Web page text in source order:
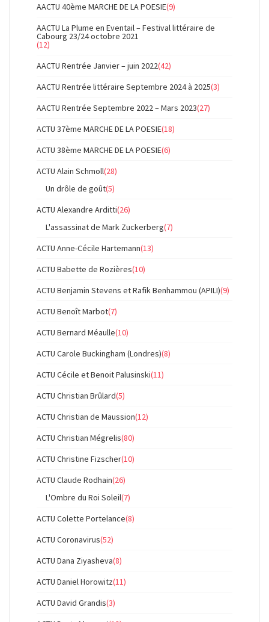
AACTU 40ème MARCHE DE LA POESIE(9)
AACTU La Plume en Eventail – Festival littéraire de
Cabourg 23/24 octobre 2021
(12)
AACTU Rentrée Janvier – juin 2022(42)
AACTU Rentrée littéraire Septembre 2024 à 2025(3)
AACTU Rentrée Septembre 2022 – Mars 2023(27)
ACTU 37ème MARCHE DE LA POESIE(18)
ACTU 38ème MARCHE DE LA POESIE(6)
ACTU Alain Schmoll(28)
Un drôle de goût(5)
ACTU Alexandre Arditti(26)
L'assassinat de Mark Zuckerberg(7)
ACTU Anne-Cécile Hartemann(13)
ACTU Babette de Rozières(10)
ACTU Benjamin Stevens et Rafik Benhammou (APILI)(9)
ACTU Benoît Marbot(7)
ACTU Bernard Méaulle(10)
ACTU Carole Buckingham (Londres)(8)
ACTU Cécile et Benoit Palusinski(11)
ACTU Christian Brûlard(5)
ACTU Christian de Maussion(12)
ACTU Christian Mégrelis(80)
ACTU Christine Fizscher(10)
ACTU Claude Rodhain(26)
L'Ombre du Roi Soleil(7)
ACTU Colette Portelance(8)
ACTU Coronavirus(52)
ACTU Dana Ziyasheva(8)
ACTU Daniel Horowitz(11)
ACTU David Grandis(3)